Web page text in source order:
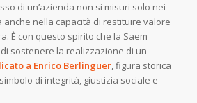
di un’azienda non si misuri solo nei
anche nella capacità di restituire valore
È con questo spirito che la Saem
sostenere la realizzazione di un
a Enrico Berlinguer, figura storica
di integrità, giustizia sociale e